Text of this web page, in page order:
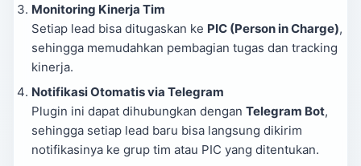
Monitoring Kinerja Tim
Setiap lead bisa ditugaskan ke PIC (Person in Charge),
sehingga memudahkan pembagian tugas dan tracking
kinerja.
Notifikasi Otomatis via Telegram
Plugin ini dapat dihubungkan dengan Telegram Bot,
sehingga setiap lead baru bisa langsung dikirim
notifikasinya ke grup tim atau PIC yang ditentukan.